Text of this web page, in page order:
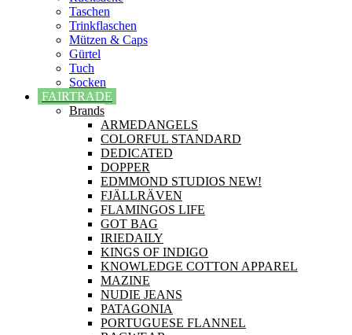
Taschen
Trinkflaschen
Mützen & Caps
Gürtel
Tuch
Socken
FAIRTRADE
Brands
ARMEDANGELS
COLORFUL STANDARD
DEDICATED
DOPPER
EDMMOND STUDIOS NEW!
FJÄLLRÄVEN
FLAMINGOS LIFE
GOT BAG
IRIEDAILY
KINGS OF INDIGO
KNOWLEDGE COTTON APPAREL
MAZINE
NUDIE JEANS
PATAGONIA
PORTUGUESE FLANNEL